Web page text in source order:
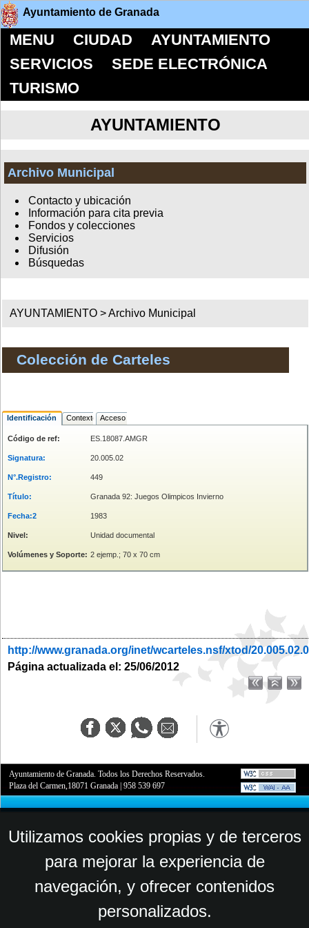
Ayuntamiento de Granada
MENU CIUDAD
AYUNTAMIENTO
SERVICIOS
SEDE ELECTRÓNICA
TURISMO
AYUNTAMIENTO
Archivo Municipal
Contacto y ubicación
Información para cita previa
Fondos y colecciones
Servicios
Difusión
Búsquedas
AYUNTAMIENTO >Archivo Municipal
Colección de Carteles
Identificación Contexto Acceso
Código de ref: ES.18087.AMGR
Signatura: 20.005.02
N°.Registro: 449
Título: Granada 92: Juegos Olimpicos Invierno
Fecha:2 1983
Nivel: Unidad documental
Volúmenes y Soporte: 2 ejemp.; 70 x 70 cm
http://www.granada.org/inet/wcarteles.nsf/xtod/
Página actualizada el: 25/06/2012
Ayuntamiento de Granada. Todos los Derechos Reservados.
Plaza del Carmen,18071 Granada |958 539 697
Utilizamos cookies propias y de terceros
para mejorar la experiencia de
navegación, y ofrecer contenidos
personalizados.